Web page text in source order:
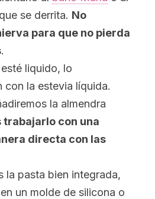
se derrita. No
para que no pierda
.
liquido, lo
con la estevia líquida.
la almendra
trabajarlo con una
directa con las
la pasta bien integrada,
un molde de silicona o